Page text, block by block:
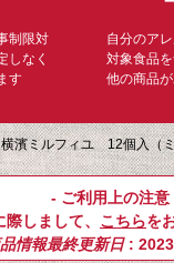
制限対
しなく
す
自分のア
対象食品
他の商品
横濱ミルフィユ 12個入（
- ご利用上の注意
しまして、 こちらを
情報最終更新日: 2023